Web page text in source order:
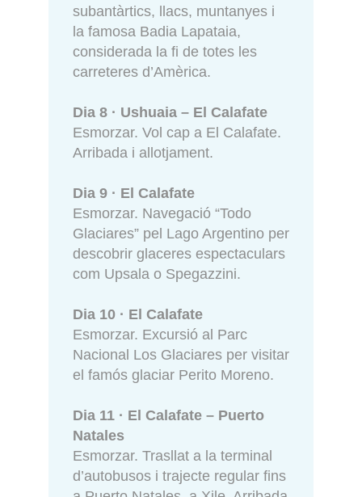
subantàrtics, llacs, muntanyes i
la famosa Badia Lapataia,
considerada la fi de totes les
carreteres d’Amèrica.
Dia 8 · Ushuaia – El Calafate
Esmorzar. Vol cap a El Calafate.
Arribada i allotjament.
Dia 9 · El Calafate
Esmorzar. Navegació “Todo
Glaciares” pel Lago Argentino per
descobrir glaceres espectaculars
com Upsala o Spegazzini.
Dia 10 · El Calafate
Esmorzar. Excursió al Parc
Nacional Los Glaciares per visitar
el famós glaciar Perito Moreno.
Dia 11 · El Calafate – Puerto
Natales
Esmorzar. Trasllat a la terminal
d’autobusos i trajecte regular fins